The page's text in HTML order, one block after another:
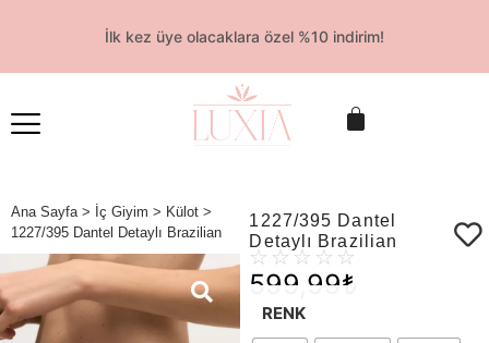
İlk kez üye olacaklara özel %10 indirim!
Ana Sayfa > İç Giyim > Külot >
1227/395 Dantel Detaylı Brazilian
1227/395 Dantel
Detaylı Brazilian
☆ ☆ ☆ ☆ ☆
599,99₺
RENK